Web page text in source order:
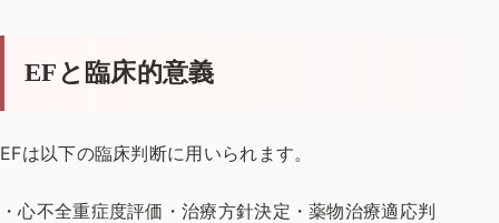
EFと臨床的意義
EFは以下の臨床判断に用いられます。
・心不全重症度評価 ・治療方針決定 ・薬物治療適応判